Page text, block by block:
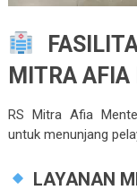
MITRA
RS Mitra Afia
untuk menunjang
LAYANAN